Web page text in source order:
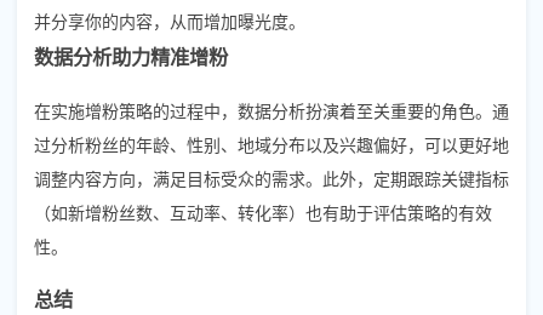
并分享你的内容，从而增加曝光度。
数据分析助力精准增粉
在实施增粉策略的过程中，数据分析扮演着至关重要的角色。通
过分析粉丝的年龄、性别、地域分布以及兴趣偏好，可以更好地
调整内容方向，满足目标受众的需求。此外，定期跟踪关键指标
（如新增粉丝数、互动率、转化率）也有助于评估策略的有效
性。
总结